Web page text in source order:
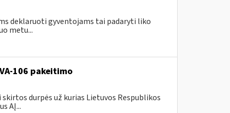
deklaruoti gyventojams tai padaryti liko
metu...
106 pakeitimo
durpės už kurias Lietuvos Respublikos
AĮ...